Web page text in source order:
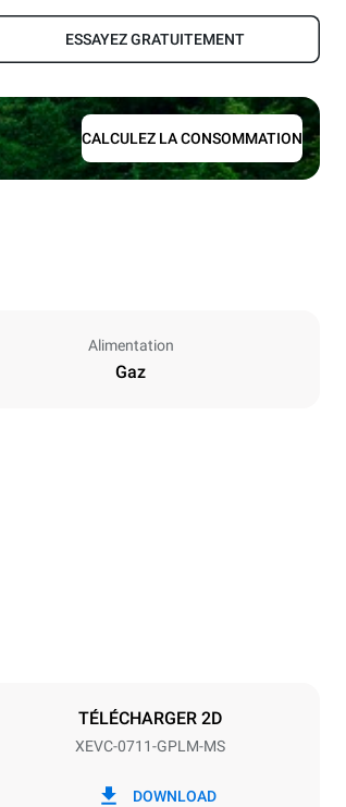
ESSAYEZ GRATUITEMENT
CALCULEZ LA CONSOMMATION
Alimentation
Gaz
TÉLÉCHARGER 2D
XEVC-0711-GPLM-MS
DOWNLOAD